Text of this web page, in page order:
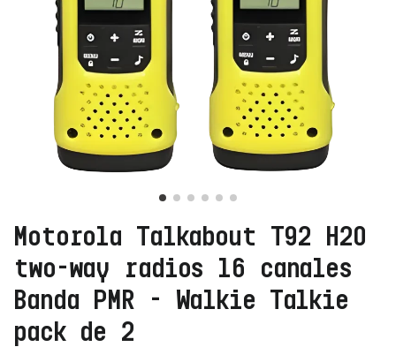
Motorola Talkabout T92 H2O
two-way radios 16 canales
Banda PMR - Walkie Talkie
pack de 2